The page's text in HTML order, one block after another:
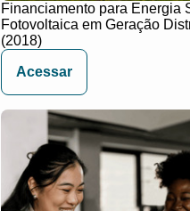
Financiamento para Energia
Fotovoltaica em Geração
(2018)
Acessar